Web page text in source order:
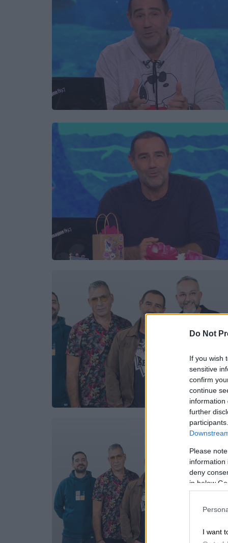
Do Not
If you wish
sensitive
confirm
continue
information
further
Please
information
deny
in below
I want